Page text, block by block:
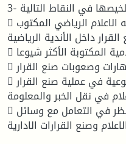
3- أهداف الدراسة : يمكن تلخيصها في النقاط التالية :
 معرفة الدور الحقيقي الذي يلعبه الاعلام الرياضي المكتوب
داخل الأندية الرياضية .
 معرفة ان كانت الوسيلة الاعلامية المكتوبة الأكثر شيوعا .
 معرفة مفاهيم وأساليب ومهارات وصعوبات صنع القرار.
 معرفة العقلانية والموضوعية في عملية صنع القرار
في نقل الخبر والمعلومة .
 معرفة مدى تقارب وجهات نظر في التعامل مع وسائل
الاعلام وصنع القرارات الادارية.